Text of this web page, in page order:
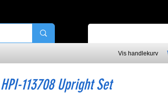
Vis handlekurv
HPI-113708 Upright Set